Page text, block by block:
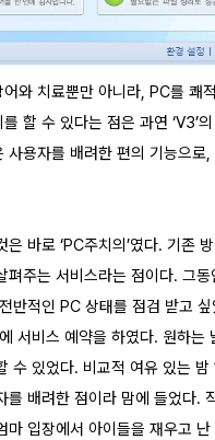
와 치료뿐만 아니라, PC를 쾌
할 수 있다는 점은 과연 ‘V3’
사용자를 배려한 편의 기능으로,
바로 ‘PC주치의’였다. 기존
펴주는 서비스라는 점이다. 그
반적인 PC 상태를 점검 받고
서비스 예약을 하였다. 원하는
수 있었다. 비교적 여유 있는
를 배려한 점이라 맘에 들었다.
마 입장에서 아이들을 재우고